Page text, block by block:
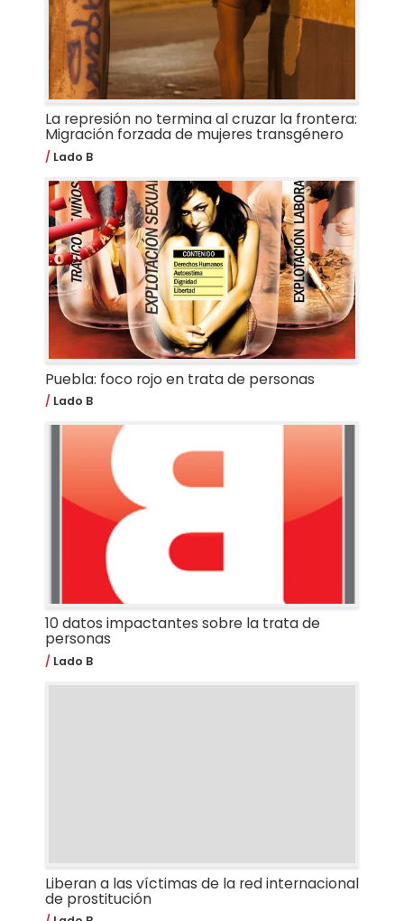
La represión no termina al cruzar la frontera:
Migración forzada de mujeres transgénero
Lado B
Puebla: foco rojo en trata de personas
Lado B
10 datos impactantes sobre la trata de
personas
Lado B
Liberan a las víctimas de la red internacional
de prostitución